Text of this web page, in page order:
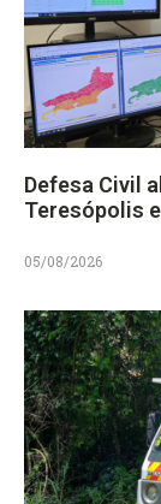
Defesa Civil
Teresópolis
05/08/2026